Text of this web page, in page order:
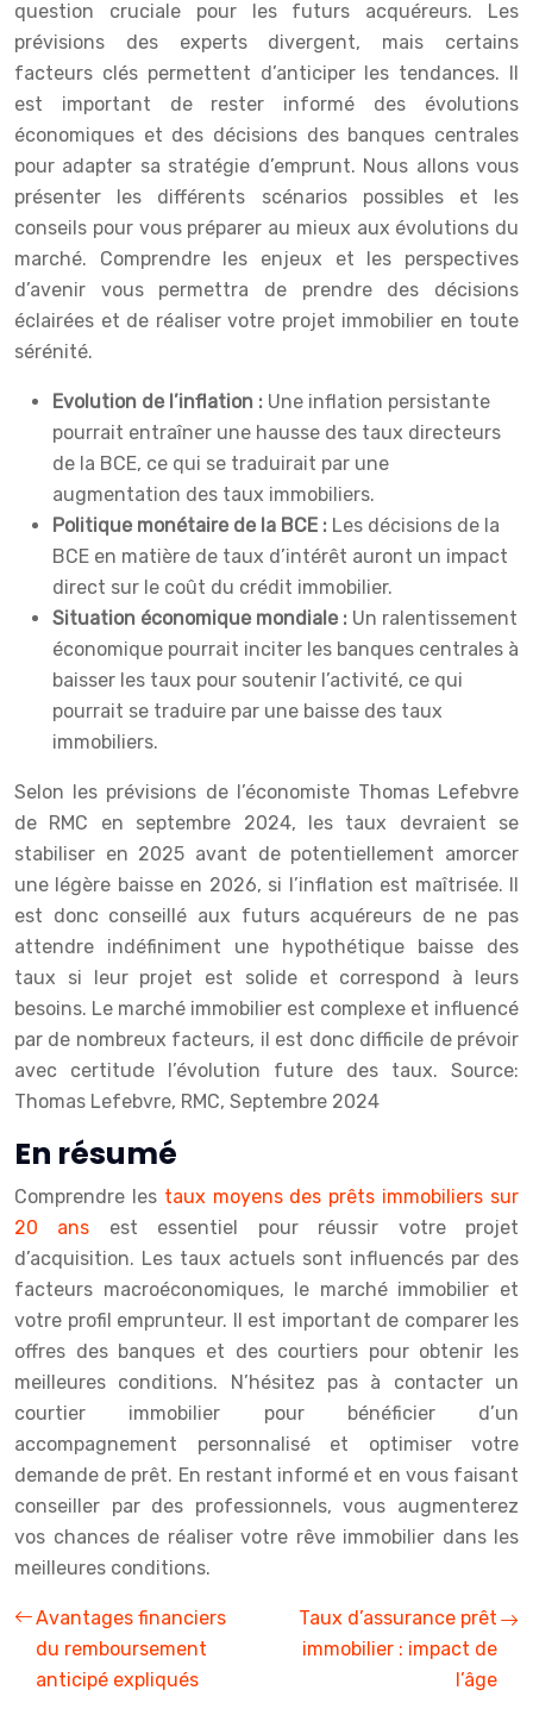
question cruciale pour les futurs acquéreurs. Les
prévisions des experts divergent, mais certains
facteurs clés permettent d’anticiper les tendances. Il
est important de rester informé des évolutions
économiques et des décisions des banques centrales
pour adapter sa stratégie d’emprunt. Nous allons vous
présenter les différents scénarios possibles et les
conseils pour vous préparer au mieux aux évolutions du
marché. Comprendre les enjeux et les perspectives
d’avenir vous permettra de prendre des décisions
éclairées et de réaliser votre projet immobilier en toute
sérénité.
Evolution de l’inflation : Une inflation persistante
pourrait entraîner une hausse des taux directeurs
de la BCE, ce qui se traduirait par une
augmentation des taux immobiliers.
Politique monétaire de la BCE : Les décisions de la
BCE en matière de taux d’intérêt auront un impact
direct sur le coût du crédit immobilier.
Situation économique mondiale : Un ralentissement
économique pourrait inciter les banques centrales à
baisser les taux pour soutenir l’activité, ce qui
pourrait se traduire par une baisse des taux
immobiliers.
Selon les prévisions de l’économiste Thomas Lefebvre
de RMC en septembre 2024, les taux devraient se
stabiliser en 2025 avant de potentiellement amorcer
une légère baisse en 2026, si l’inflation est maîtrisée. Il
est donc conseillé aux futurs acquéreurs de ne pas
attendre indéfiniment une hypothétique baisse des
taux si leur projet est solide et correspond à leurs
besoins. Le marché immobilier est complexe et influencé
par de nombreux facteurs, il est donc difficile de prévoir
avec certitude l’évolution future des taux. Source:
Thomas Lefebvre, RMC, Septembre 2024
En résumé
Comprendre les taux moyens des prêts immobiliers sur
20 ans est essentiel pour réussir votre projet
d’acquisition. Les taux actuels sont influencés par des
facteurs macroéconomiques, le marché immobilier et
votre profil emprunteur. Il est important de comparer les
offres des banques et des courtiers pour obtenir les
meilleures conditions. N’hésitez pas à contacter un
courtier immobilier pour bénéficier d’un
accompagnement personnalisé et optimiser votre
demande de prêt. En restant informé et en vous faisant
conseiller par des professionnels, vous augmenterez
vos chances de réaliser votre rêve immobilier dans les
meilleures conditions.
Avantages financiers
du remboursement
anticipé expliqués
Taux d’assurance prêt
immobilier : impact de
l’âge